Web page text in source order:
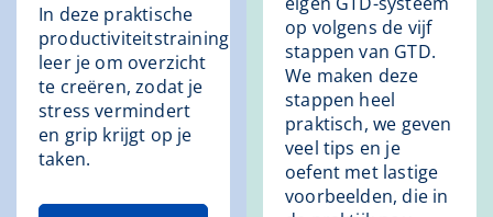
In deze praktische
productiviteitstraining
leer je om overzicht
te creëren, zodat je
stress vermindert
en grip krijgt op je
taken.
op volgens de vijf
stappen van GTD.
We maken deze
stappen heel
praktisch, we geven
veel tips en je
oefent met lastige
voorbeelden, die in